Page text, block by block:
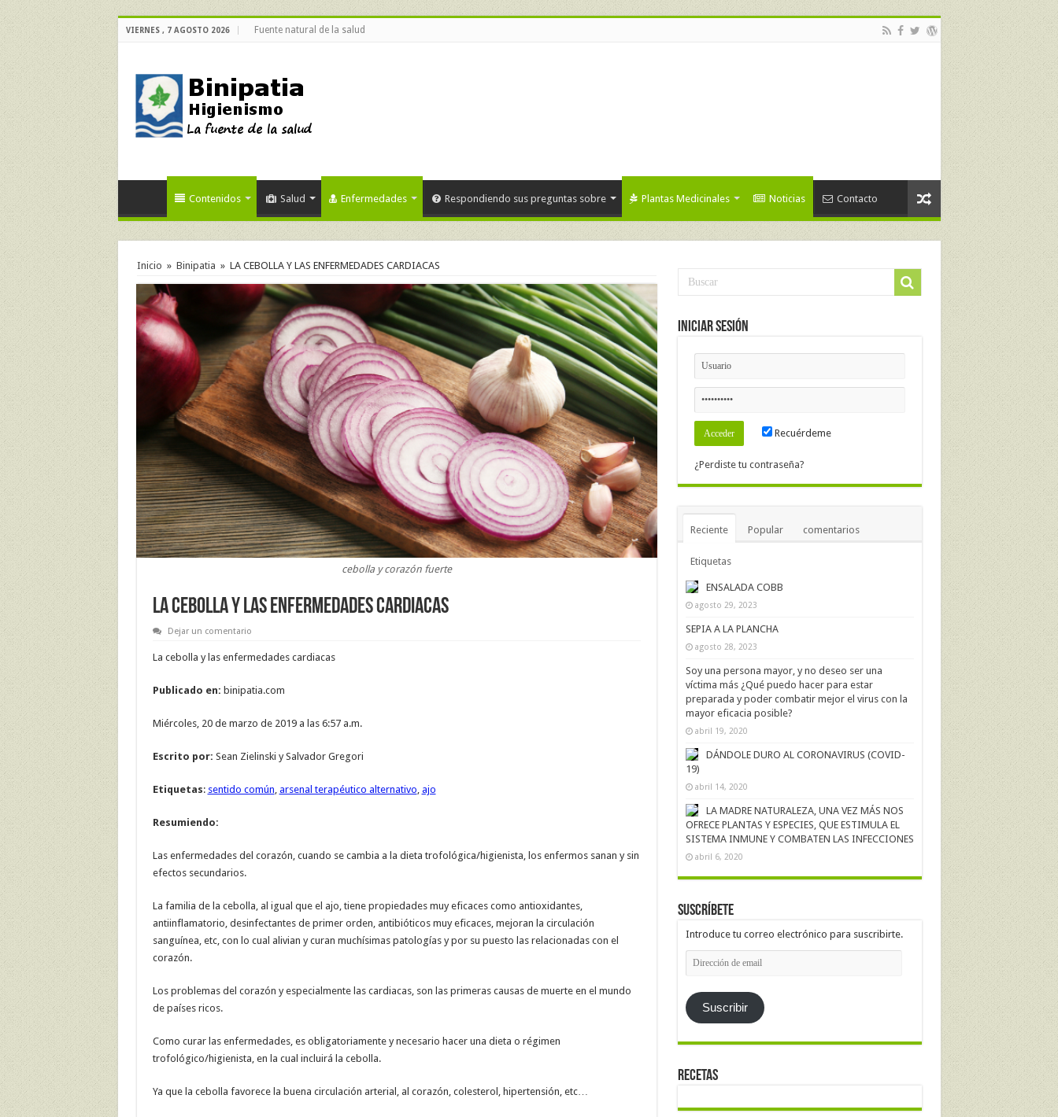
VIERNES , 7 AGOSTO 2026 Fuente natural de la salud
Contenidos Salud Enfermedades Respondiendo sus preguntas sobre Plantas Medicinales Noticias Contacto
Inicio » Binipatia » LA CEBOLLA Y LAS ENFERMEDADES CARDIACAS
cebolla y corazón fuerte
LA CEBOLLA Y LAS ENFERMEDADES CARDIACAS
Dejar un comentario
La cebolla y las enfermedades cardiacas
Publicado en: binipatia.com
Miércoles, 20 de marzo de 2019 a las 6:57 a.m.
Escrito por: Sean Zielinski y Salvador Gregori
Etiquetas: sentido común arsenal terapéutico alternativo ajo
Resumiendo:
Las enfermedades del corazón, cuando se cambia a la dieta trofológica/higienista, los enfermos sanan y sin
efectos secundarios.
La familia de la cebolla, al igual que el ajo, tiene propiedades muy eficaces como antioxidantes,
antiinflamatorio, desinfectantes de primer orden, antibióticos muy eficaces, mejoran la circulación
sanguínea, etc, con lo cual alivian y curan muchísimas patologías y por su puesto las relacionadas con el
corazón.
Los problemas del corazón y especialmente las cardiacas, son las primeras causas de muerte en el mundo
de países ricos.
Como curar las enfermedades, es obligatoriamente y necesario hacer una dieta o régimen
trofológico/higienista, en la cual incluirá la cebolla.
Ya que la cebolla favorece la buena circulación arterial, al corazón, colesterol, hipertensión, etc…
Iniciar Sesión
Recuérdeme
¿Perdiste tu contraseña?
Reciente Popular comentarios
Etiquetas
ENSALADA COBB
agosto 29, 2023
SEPIA A LA PLANCHA
agosto 28, 2023
Soy una persona mayor, y no deseo ser una
víctima más ¿Qué puedo hacer para estar
preparada y poder combatir mejor el virus con la
mayor eficacia posible?
abril 19, 2020
DÁNDOLE DURO AL CORONAVIRUS (COVID-
19)
abril 14, 2020
LA MADRE NATURALEZA, UNA VEZ MÁS NOS
OFRECE PLANTAS Y ESPECIES, QUE ESTIMULA EL
SISTEMA INMUNE Y COMBATEN LAS INFECCIONES
abril 6, 2020
Suscríbete
Introduce tu correo electrónico para suscribirte.
Dirección
de
Suscribir
Recetas